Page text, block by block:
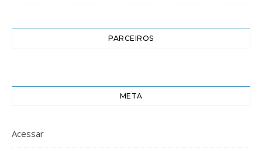
PARCEIROS
META
Acessar